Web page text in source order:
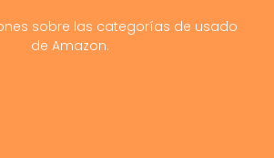
sobre las categorías de usado
de Amazon.